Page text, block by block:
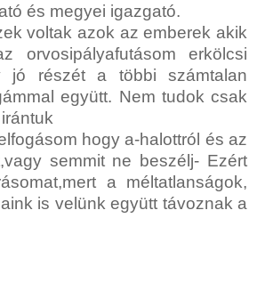
és megyei igazgató.
azok az emberek akik
orvosipályafutásom erkölcsi
jó részét a többi számtalan
együtt. Nem tudok csak
hogy a-halottról és az
semmit ne beszélj- Ezért
a méltatlanságok,
is velünk együtt távoznak a